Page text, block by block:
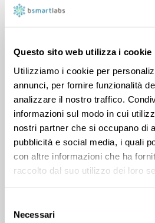
Questo sito web utilizza i cookie
Utilizziamo i cookie per
annunci, per fornire funzionalità
analizzare il nostro traffico.
informazioni sul modo in cui
nostri partner che si occupano di
pubblicità e social media, i quali
con altre informazioni che ha
raccolto dal suo utilizzo dei loro
delNecessari
Rosa Isabel G.
7LEZIONI COMPLETATE